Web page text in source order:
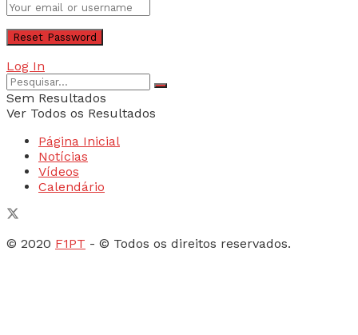
Log In
Sem Resultados
Ver Todos os Resultados
Página Inicial
Notícias
Vídeos
Calendário
© 2020 F1PT - © Todos os direitos reservados.